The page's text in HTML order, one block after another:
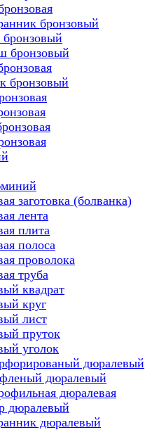
бронзовый
бронзовый
бронзовый
бронзовый
заготовка (болванка)
лента
плита
полоса
проволока
труба
квадрат
круг
лист
пруток
уголок
дюралевый
дюралевый
дюралевая
дюралевый
дюралевый